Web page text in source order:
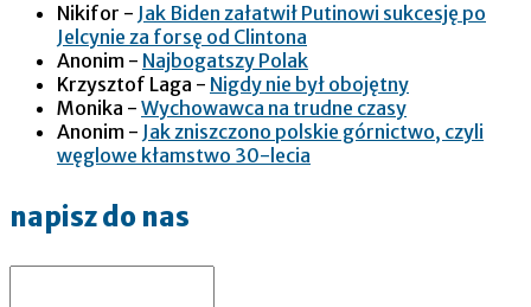
Nikifor - Jak Biden załatwił Putinowi sukcesję po
Jelcynie za forsę od Clintona
Anonim - Najbogatszy Polak
Krzysztof Laga - Nigdy nie był obojętny
Monika - Wychowawca na trudne czasy
Anonim - Jak zniszczono polskie górnictwo, czyli
węglowe kłamstwo 30-lecia
napisz do nas